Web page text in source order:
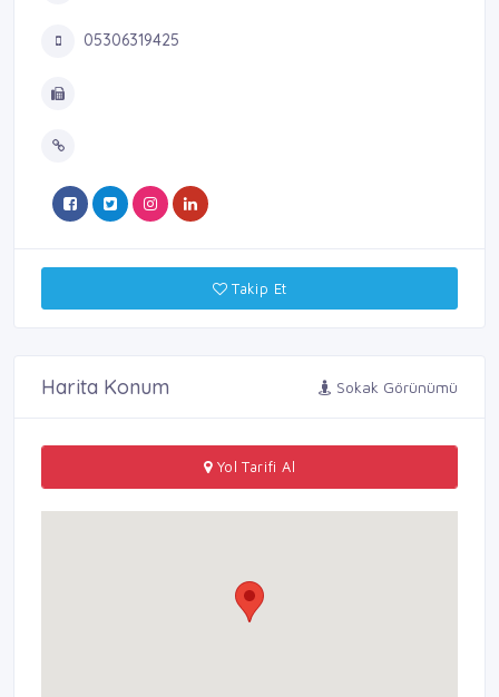
05306319425
Takip Et
Harita Konum Sokak Görünümü
Yol Tarifi Al